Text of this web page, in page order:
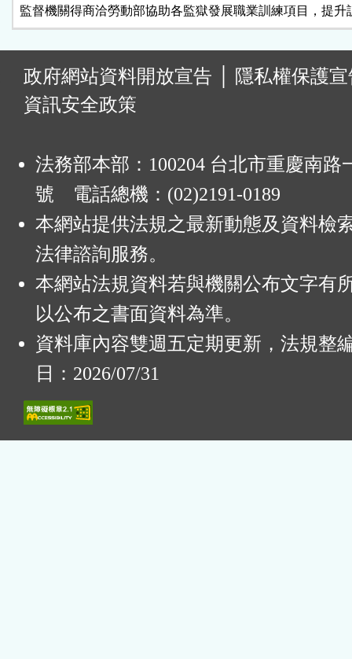
監督機關得商洽勞動部協助各監獄發展職業訓練項目，提升
政府網站資料開放宣告
隱私權保護
資訊安全政策
法務部本部：100204 台北市重慶南路
號 電話總機：(02)2191-0189
本網站提供法規之最新動態及資料檢
法律諮詢服務。
本網站法規資料若與機關公布文字有
以公布之書面資料為準。
資料庫內容雙週五定期更新，法規整
日：2026/07/31